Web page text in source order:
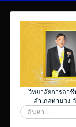
วิทยาลัยการอา
อำเภอท่าม่วง
ค้นหา...